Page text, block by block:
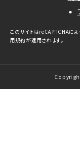
このサイトはreCAPTCHAによ
用規約が適用されます。